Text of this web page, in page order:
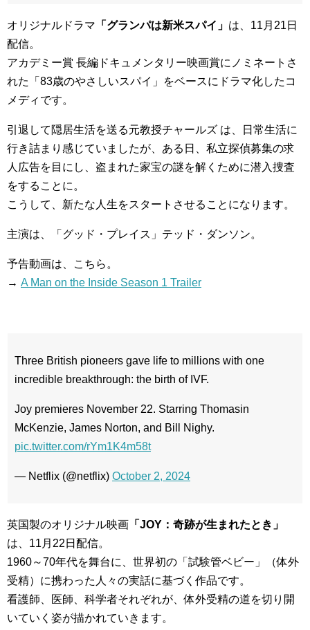
オリジナルドラマ 「グランパは新米スパイ」 は、11月21日
配信。
アカデミー賞 長編ドキュメンタリー映画賞にノミネートさ
れた「83歳のやさしいスパイ」をベースにドラマ化したコ
メディです。
引退して隠居生活を送る元教授チャールズ は、日常生活に
行き詰まり感じていましたが、ある日、私立探偵募集の求
人広告を目にし、盗まれた家宝の謎を解くために潜入捜査
をすることに。
こうして、新たな人生をスタートさせることになります。
主演は、「グッド・プレイス」テッド・ダンソン。
予告動画は、こちら。
→ A Man on the Inside Season 1 Trailer
Three British pioneers gave life to millions with one
incredible breakthrough: the birth of IVF.
Joy premieres November 22. Starring Thomasin
McKenzie, James Norton, and Bill Nighy.
pic.twitter.com/rYm1K4m58t
— Netflix (@netflix) October 2, 2024
英国製のオリジナル映画 「JOY：奇跡が生まれたとき」
は、11月22日配信。
1960～70年代を舞台に、世界初の「試験管ベビー」（体外
受精）に携わった人々の実話に基づく作品です。
看護師、医師、科学者それぞれが、体外受精の道を切り開
いていく姿が描かれていきます。